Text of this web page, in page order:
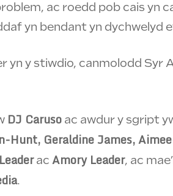
ac roedd pob cais yn
yn bendant yn dychwelyd
yn y stiwdio, canmolodd Syr
DJ Caruso ac awdur y sgript
Hunt, Geraldine James,
acAmory Leader, ac
.